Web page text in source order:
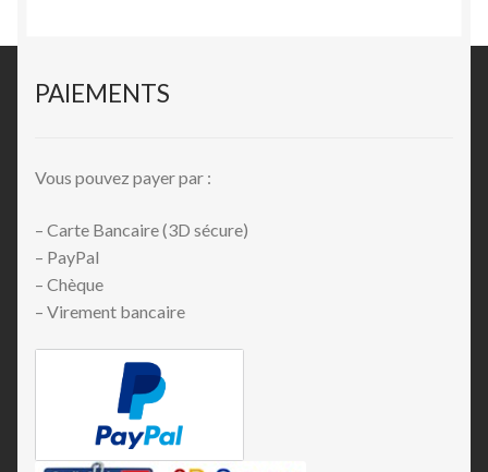
PAIEMENTS
Vous pouvez payer par :
– Carte Bancaire (3D sécure)
– PayPal
– Chèque
– Virement bancaire